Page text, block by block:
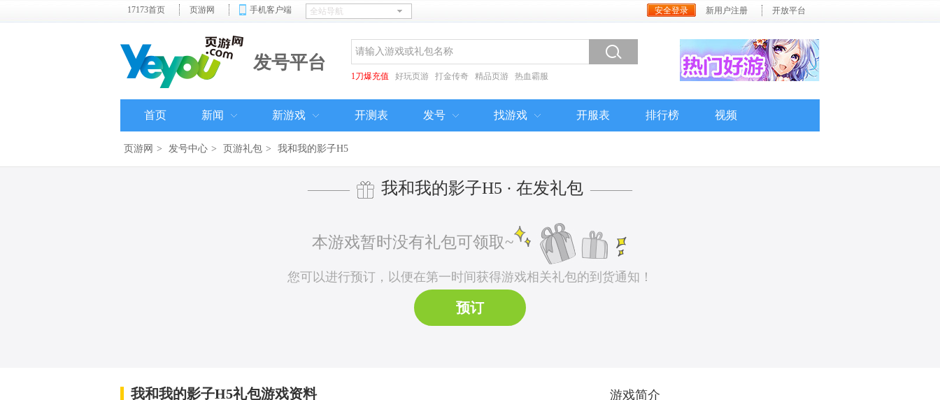
17173首页 页游网 手机客户端 安全登录 新用户注册 开放平台
发号平台
1刀爆充值 好玩页游 打金传奇 精品页游 热血霸服
首页 新闻 新游戏 开测表 发号 找游戏 开服表 排行榜 视频
页游网 > 发号中心 > 页游礼包 > 我和我的影子H5
——— 我和我的影子H5 · 在发礼包 ———
本游戏暂时没有礼包可领取~
您可以进行预订，以便在第一时间获得游戏相关礼包的到货通知！
预订
我和我的影子H5礼包游戏资料 游戏简介